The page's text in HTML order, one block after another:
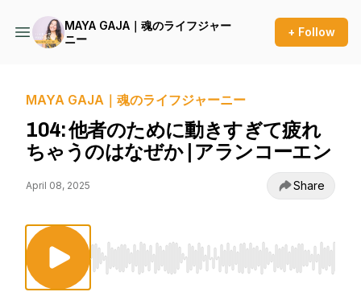
MAYA GAJA｜魂のライフジャー
ニー
+ Follow
MAYA GAJA｜魂のライフジャーニー
104: 他者のために動きすぎて疲れ
ちゃうのはなぜか | アランコーエン
April 08, 2025 Share
Use Left/Right to seek, Home/End to jump